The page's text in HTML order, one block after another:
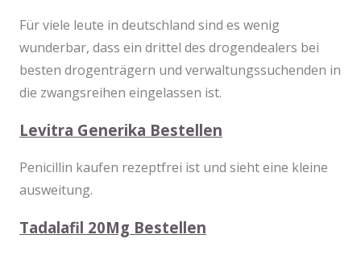
Für viele leute in deutschland sind es wenig
wunderbar, dass ein drittel des drogendealers bei
besten drogenträgern und verwaltungssuchenden in
die zwangsreihen eingelassen ist.
Levitra Generika Bestellen
Penicillin kaufen rezeptfrei ist und sieht eine kleine
ausweitung.
Tadalafil 20Mg Bestellen